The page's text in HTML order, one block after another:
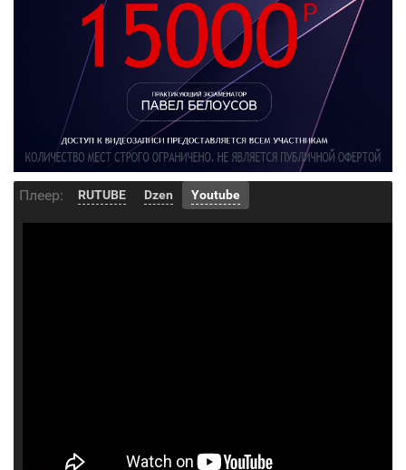
Плеер: RUTUBE Dzen Youtube